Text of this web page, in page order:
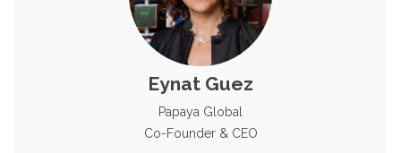
Eynat Guez
Papaya Global
Co-Founder & CEO